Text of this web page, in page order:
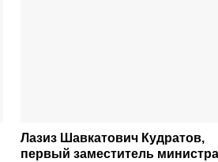
Лазиз Шавкатович Кудратов,
первый заместитель министра